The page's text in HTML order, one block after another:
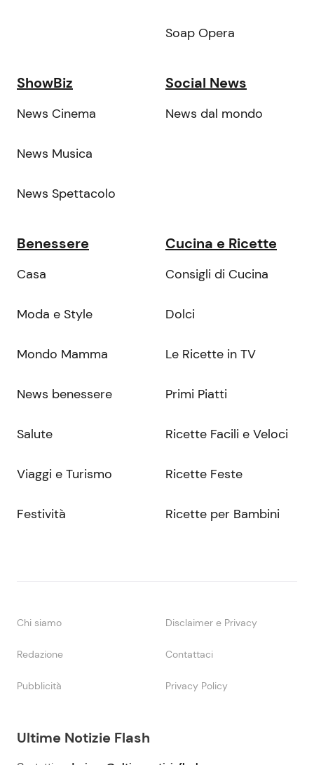
Ultime Notizie Flash
Soap Opera
ShowBiz
News Cinema
News Musica
News Spettacolo
Social News
News dal mondo
Benessere
Casa
Moda e Style
Mondo Mamma
News benessere
Salute
Viaggi e Turismo
Festività
Cucina e Ricette
Consigli di Cucina
Dolci
Le Ricette in TV
Primi Piatti
Ricette Facili e Veloci
Ricette Feste
Ricette per Bambini
Chi siamo Disclaimer e Privacy
Redazione Contattaci
Pubblicità Privacy Policy